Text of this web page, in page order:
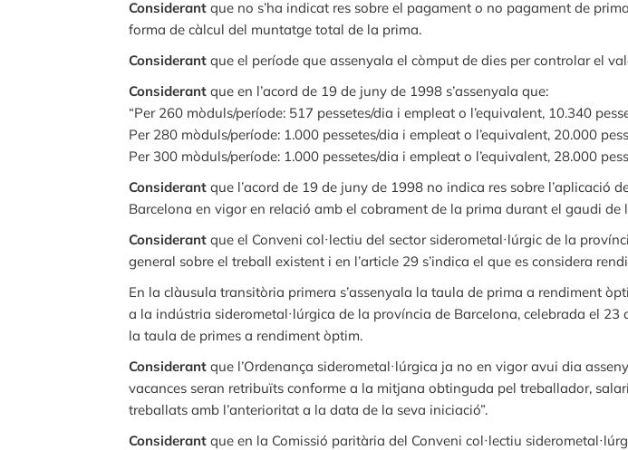
Considerant que no s’ha indicat res sobre el pagament o no pagament de
forma de càlcul del muntatge total de la prima.
Considerant que el període que assenyala el còmput de dies per controlar el
Considerant que en l’acord de 19 de juny de 1998 s’assenyala que:
“Per 260 mòduls/període: 517 pessetes/dia i empleat o l’equivalent, 10.340
Per 280 mòduls/període: 1.000 pessetes/dia i empleat o l’equivalent, 20.000
Per 300 mòduls/període: 1.000 pessetes/dia i empleat o l’equivalent, 28.000
Considerant que l’acord de 19 de juny de 1998 no indica res sobre l’aplicació
Barcelona en vigor en relació amb el cobrament de la prima durant el gaudi de
Considerant que el Conveni col·lectiu del sector siderometal·lúrgic de la
general sobre el treball existent i en l’article 29 s’indica el que es considera
En la clàusula transitòria primera s’assenyala la taula de prima a rendiment
a la indústria siderometal·lúrgica de la província de Barcelona, celebrada el 23
la taula de primes a rendiment òptim.
Considerant que l’Ordenança siderometal·lúrgica ja no en vigor avui dia
vacances seran retribuïts conforme a la mitjana obtinguda pel treballador,
treballats amb l’anterioritat a la data de la seva iniciació”.
Considerant que en la Comissió paritària del Conveni col·lectiu